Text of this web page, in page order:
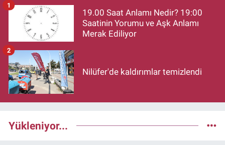
19.00 Saat Anlamı Nedir? 19:00
Saatinin Yorumu ve Aşk Anlamı
Merak Ediliyor
1
Nilüfer'de kaldırımlar temizlendi
2
Yükleniyor...